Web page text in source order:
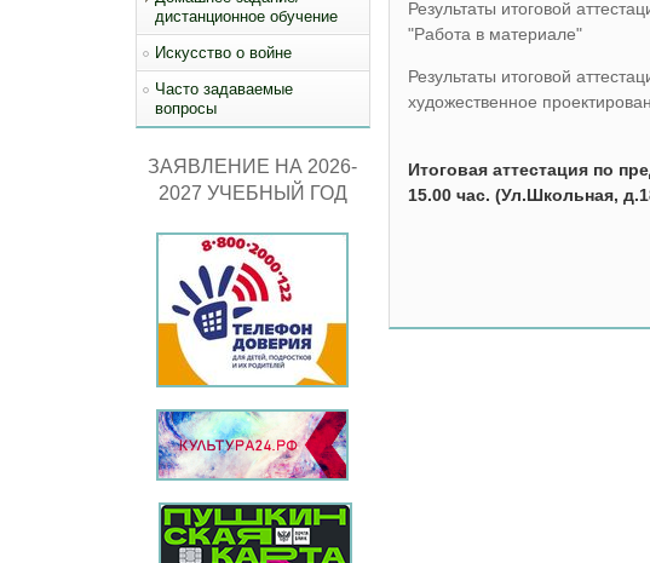
дистанционное обучение
Искусство о войне
Часто задаваемые
вопросы
ЗАЯВЛЕНИЕ НА 2026-
2027 УЧЕБНЫЙ ГОД
Результаты итоговой
"Работа в материале"
Результаты итоговой
художественное
Итоговая аттестация по
15.00 час. (Ул.Школьная,